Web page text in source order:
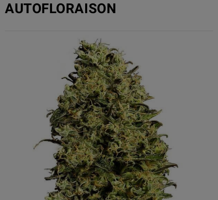
AUTOFLORAISON